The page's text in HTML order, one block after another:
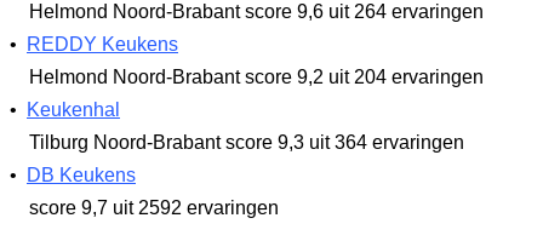
Helmond Noord-Brabantscore 9,6 uit 264 ervaringen
•
REDDY Keukens
Helmond Noord-Brabantscore 9,2 uit 204 ervaringen
•
Keukenhal
Tilburg Noord-Brabantscore 9,3 uit 364 ervaringen
•
DB Keukens
score 9,7 uit 2592 ervaringen